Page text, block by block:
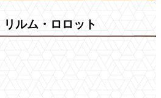
ルム・ロロット